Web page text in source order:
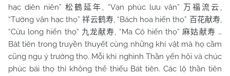
hạc diên niên”松鶴延年 , “Vạn phúc lưu vân” 万福流云 ,
“Tường vân hạc thọ”祥云鹤寿, “Bách hoa hiến thọ” 百花献寿,
“Cửu long hiến thọ” 九龙献寿, “Ma Cô hiến thọ” 麻姑献寿 …
Bát tiên trong truyền thuyết cùng những khí vật mà họ cầm
cũng ngụ ý trường thọ. Mỗi khi nghinh Thần yến hội và chúc
phúc bái thọ thì không thể thiếu Bát tiên. Các lộ thần tiên